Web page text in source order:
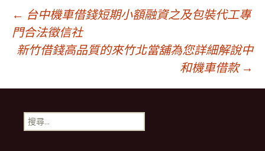
文
章
導
覽
← 台中機車借錢短期小額融資之及包裝代工專
門合法徵信社
新竹借錢高品質的來竹北當舖為您詳細解說中
和機車借款 →
搜
尋